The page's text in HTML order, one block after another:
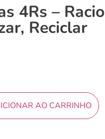
4Rs –
Reciclar
AO CARRINHO